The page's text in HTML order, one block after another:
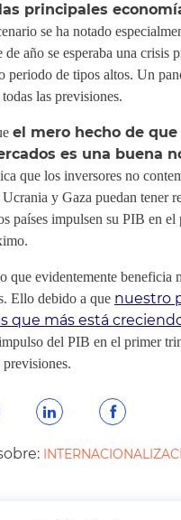
principales
se ha notado
de año se esperaba una crisis
periodo de tipos altos. Un
las previsiones.
el mero hecho de que
es una buena
que los inversores no
y Gaza puedan tener
países impulsen su PIB en el
que evidentemente beneficia
Ello debido a que nuestro
que más está
del PIB en el primer